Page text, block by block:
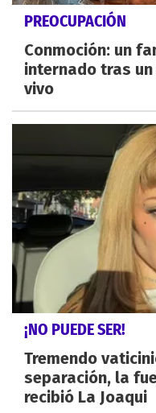
PREOCUPACIÓN
Conmoción: un
internado tras
vivo
¡NO PUEDE SER!
Tremendo
separación, la
recibió La Joaqui